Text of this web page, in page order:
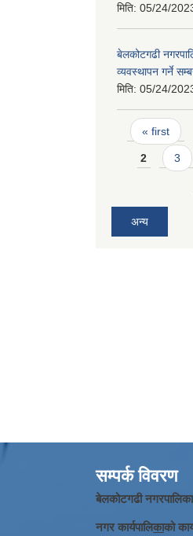
मिति: 05/24/
बेलकोटगढी
व्यवस्थापन गर्ने
मिति: 05/24/
Pages
« first
2 3
अन्य
सम्पर्क विवरण
बेलकोटगढी
नगर कार्यपालिकाको